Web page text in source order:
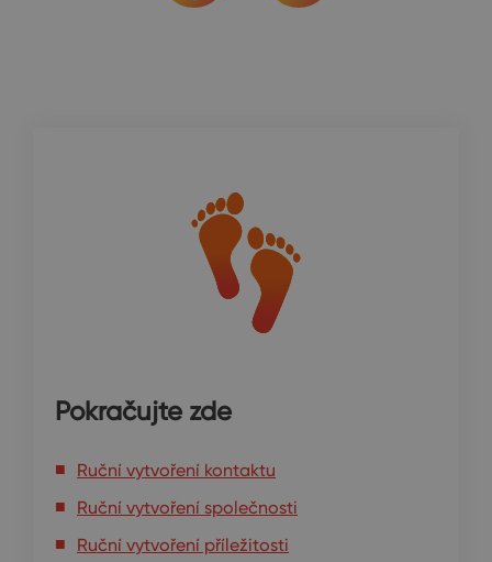
Pokračujte zde
Ruční vytvoření kontaktu
Ruční vytvoření společnosti
Ruční vytvoření příležitosti